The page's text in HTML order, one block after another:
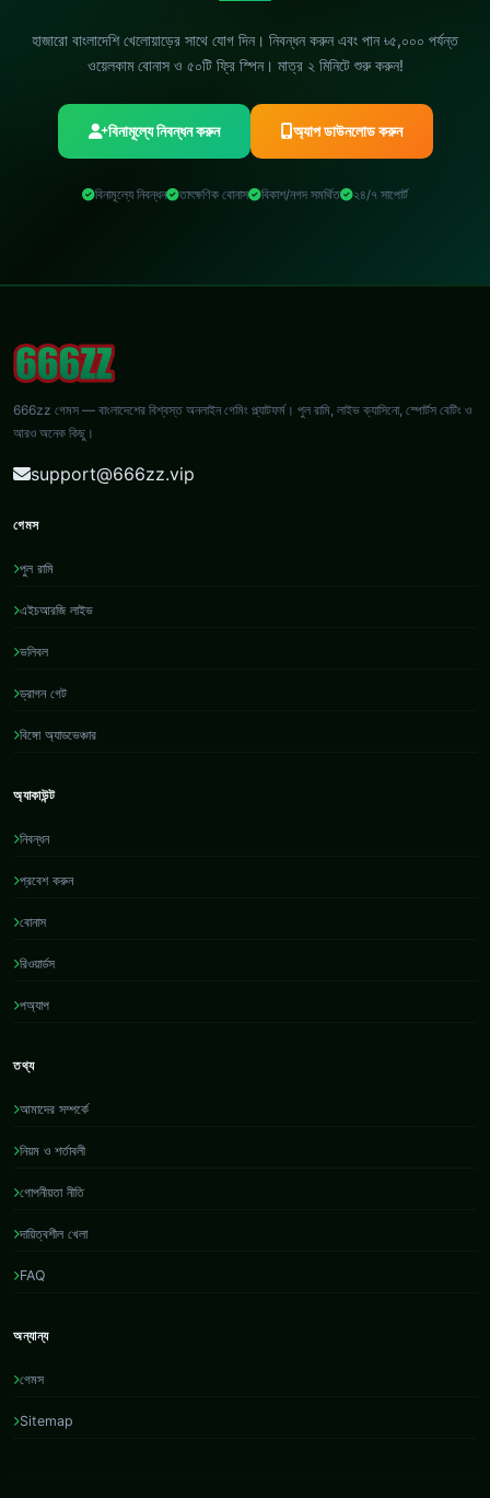
হাজারো বাংলাদেশি খেলোয়াড়ের সাথে যোগ দিন। নিবন্ধন করুন এবং পান ৳৫,০০০ পর্যন্ত
ওয়েলকাম বোনাস ও ৫০টি ফ্রি স্পিন। মাত্র ২ মিনিটে শুরু করুন!
বিনামূল্যে নিবন্ধন করুন অ্যাপ ডাউনলোড করুন
বিনামূল্যে নিবন্ধন তাৎক্ষণিক বোনাস বিকাশ/নগদ সমর্থিত ২৪/৭ সাপোর্ট
666zz গেমস — বাংলাদেশের বিশ্বস্ত অনলাইন গেমিং প্ল্যাটফর্ম। পুল রামি, লাইভ ক্যাসিনো, স্পোর্টস বেটিং ও
আরও অনেক কিছু।
support@666zz.vip
গেমস
পুল রামি
এইচআরজি লাইভ
ভলিবল
ড্রাগন গেট
বিঙ্গো অ্যাডভেঞ্চার
অ্যাকাউন্ট
নিবন্ধন
প্রবেশ করুন
বোনাস
রিওয়ার্ডস
পঅ্যাপ
তথ্য
আমাদের সম্পর্কে
নিয়ম ও শর্তাবলী
গোপনীয়তা নীতি
দায়িত্বশীল খেলা
FAQ
অন্যান্য
গেমস
Sitemap